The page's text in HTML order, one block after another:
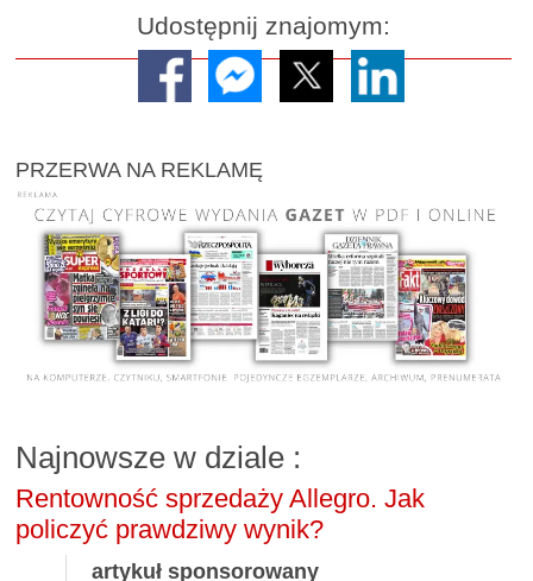
Udostępnij znajomym:
PRZERWA NA REKLAMĘ
Najnowsze w dziale :
Rentowność sprzedaży Allegro. Jak
policzyć prawdziwy wynik?
artykuł sponsorowany